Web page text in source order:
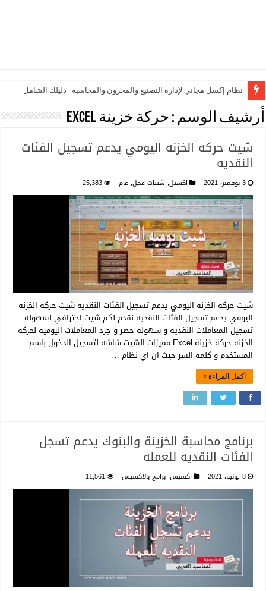
نظام إكسل مجاني لإدارة التصنيع والمخزون والمحاسبة | دليلك الشامل
أرشيف الوسم : حركة خزينة Excel
شيت حركه الخزنه اليومي يدعم تسجيل الفئات
النقديه
3 نوفمبر، 2021 اكسيل, شيتات عمل, عام 25,383
شيت حركه الخزنه اليومي يدعم تسجيل الفئات النقديه شيت حركه الخزنه
اليومي يدعم تسجيل الفئات النقديه نقدم لكم شيت احترافي لسهوله
تسجيل المعاملات النقديه و سهوله حصر و جرد المعاملات اليوميه لحركه
الخزنه حركة خزينة Excel مميزات الشيت شاشه لتسجيل الدخول باسم
المستخدم و كلمه السر حيث ان اي نظام …
أكمل القراءة »
برنامج محاسبة الخزينة والبنوك يدعم تسجل
الفئات النقديه للعمله
8 يونيو، 2021 اكسيس, برامج بالاكسيس 11,561